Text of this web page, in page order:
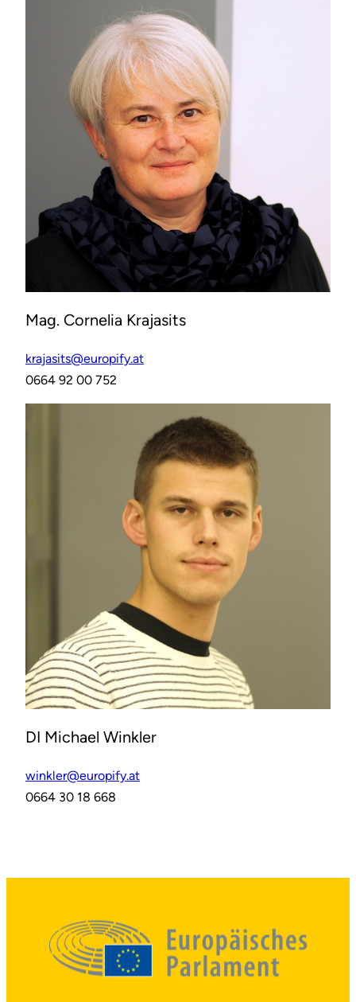
Mag. Cornelia Krajasits
krajasits@europify.at
0664 92 00 752
DI Michael Winkler
winkler@europify.at
0664 30 18 668